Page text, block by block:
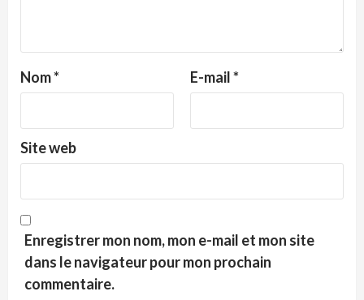
Nom* E-mail*
Site web
Enregistrer mon nom, mon e-mail et mon site
dans le navigateur pour mon prochain
commentaire.